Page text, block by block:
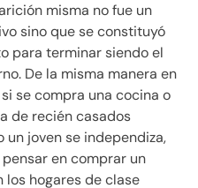
misma no fue un
sino que se constituyó
para terminar siendo el
De la misma manera en
se compra una cocina o
de recién casados
joven se independiza,
en comprar un
los hogares de clase